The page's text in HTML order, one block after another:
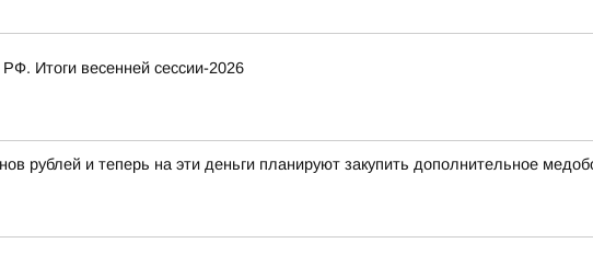
Итоги весенней сессии-2026
рублей и теперь на эти деньги планируют закупить дополнительное